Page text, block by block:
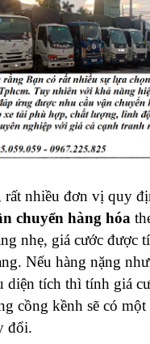
rất nhiều đơn vị quy
chuyển hàng hóa
nhẹ, giá cước được
Nếu hàng nặng
diện tích thì tính giá
cồng kềnh sẽ có
đổi.